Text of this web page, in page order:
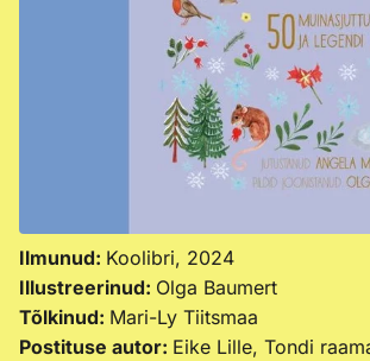
Ilmunud: Koolibri, 2024
Illustreerinud: Olga Baumert
Tõlkinud: Mari-Ly Tiitsmaa
Postituse autor: Eike Lille, Tondi